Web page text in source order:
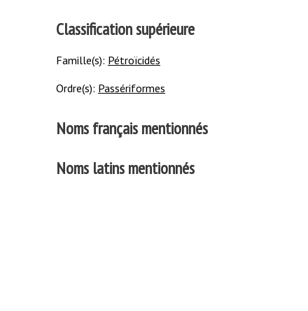
Classification supérieure
Famille(s): Pétroïcidés
Ordre(s): Passériformes
Noms français mentionnés
Noms latins mentionnés